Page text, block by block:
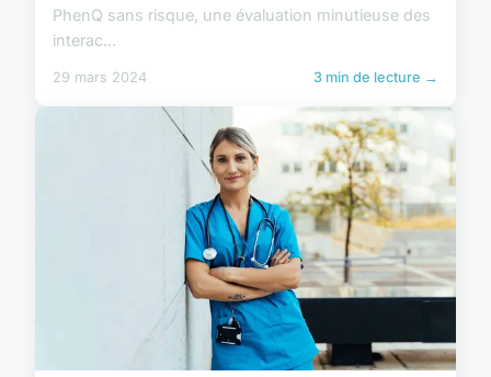
PhenQ sans risque, une évaluation minutieuse des
interac...
29 mars 2024 3 min de lecture →